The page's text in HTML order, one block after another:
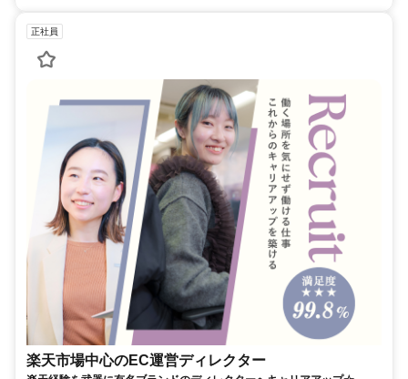
正社員
楽天市場中心のEC運営ディレクター